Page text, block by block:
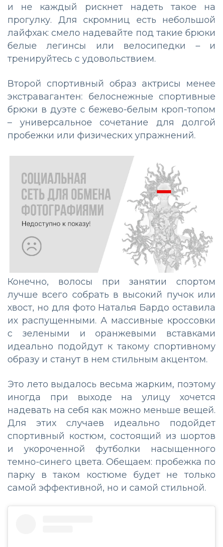
и не каждый рискнет надеть такое на
прогулку. Для скромниц есть небольшой
лайфхак: смело надевайте под такие брюки
белые легинсы или велосипедки – и
тренируйтесь с удовольствием.
Второй спортивный образ актрисы менее
экстравагантен: белоснежные спортивные
брюки в дуэте с бежево-белым кроп-топом
– универсальное сочетание для долгой
пробежки или физических упражнений.
Конечно, волосы при занятии спортом
лучше всего собрать в высокий пучок или
хвост, но для фото Наталья Бардо оставила
их распущенными. А массивные кроссовки
с зелеными и оранжевыми вставками
идеально подойдут к такому спортивному
образу и станут в нем стильным акцентом.
Это лето выдалось весьма жарким, поэтому
иногда при выходе на улицу хочется
надевать на себя как можно меньше вещей.
Для этих случаев идеально подойдет
спортивный костюм, состоящий из шортов
и укороченной футболки насыщенного
темно-синего цвета. Обещаем: пробежка по
парку в таком костюме будет не только
самой эффективной, но и самой стильной.